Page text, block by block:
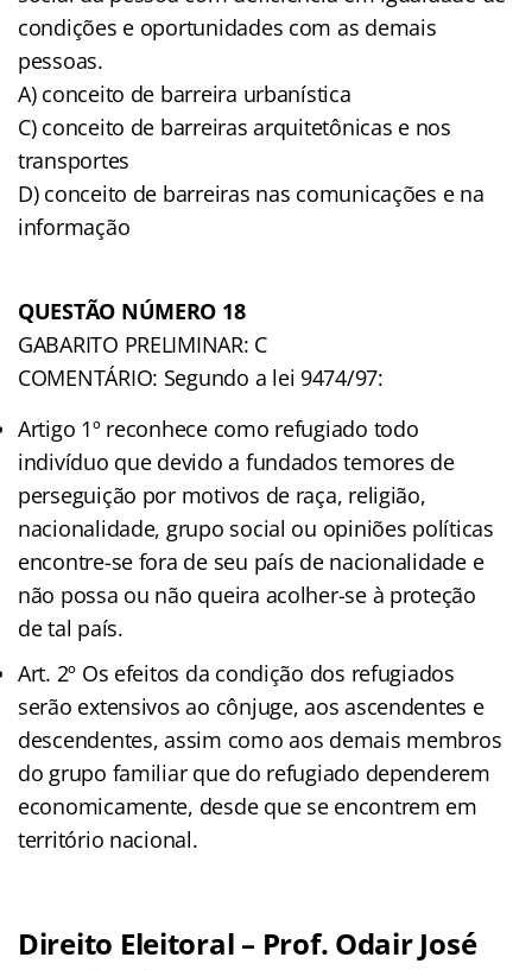
condições e oportunidades com as demais
pessoas.
A) conceito de barreira urbanística
C) conceito de barreiras arquitetônicas e nos
transportes
D) conceito de barreiras nas comunicações e na
informação
QUESTÃO NÚMERO 18
GABARITO PRELIMINAR: C
COMENTÁRIO: Segundo a lei 9474/97:
Artigo 1º reconhece como refugiado todo
indivíduo que devido a fundados temores de
perseguição por motivos de raça, religião,
nacionalidade, grupo social ou opiniões políticas
encontre-se fora de seu país de nacionalidade e
não possa ou não queira acolher-se à proteção
de tal país.
Art. 2º Os efeitos da condição dos refugiados
serão extensivos ao cônjuge, aos ascendentes e
descendentes, assim como aos demais membros
do grupo familiar que do refugiado dependerem
economicamente, desde que se encontrem em
território nacional.
Direito Eleitoral – Prof. Odair José